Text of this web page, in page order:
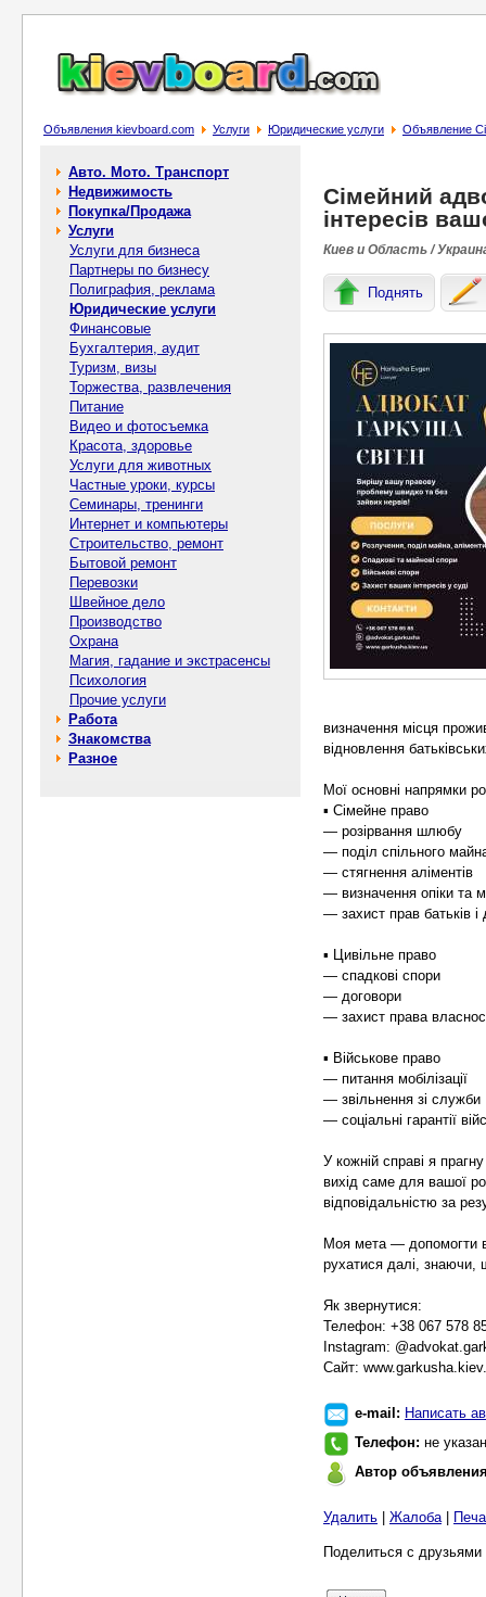
Объявления kievboard.com Услуги Юридические услуги Объявление
Авто. Мото. Транспорт
Недвижимость
Покупка/Продажа
Услуги
Услуги для бизнеса
Партнеры по бизнесу
Полиграфия, реклама
Юридические услуги
Финансовые
Бухгалтерия, аудит
Туризм, визы
Торжества, развлечения
Питание
Видео и фотосъемка
Красота, здоровье
Услуги для животных
Частные уроки, курсы
Семинары, тренинги
Интернет и компьютеры
Строительство, ремонт
Бытовой ремонт
Перевозки
Швейное дело
Производство
Охрана
Магия, гадание и экстрасенсы
Психология
Прочие услуги
Работа
Знакомства
Разное
Сімейний
інтересів
Киев и Область /
Поднять
визначення місця
відновлення
Мої основні напрямки
▪️ Сімейне право
— розірвання шлюбу
— поділ спільного
— стягнення аліментів
— визначення опіки та
— захист прав батьків і
▪️ Цивільне право
— спадкові спори
— договори
— захист права
▪️ Військове право
— питання мобілізації
— звільнення зі служби
— соціальні гарантії
У кожній справі я
вихід саме для вашої
відповідальністю за
Моя мета — допомогти
рухатися далі, знаючи,
Як звернутися:
Телефон: +38 067 578
Instagram:
Сайт:
e-mail: Написать
Телефон: не указан
Автор
Удалить Жалоба|
Поделиться с